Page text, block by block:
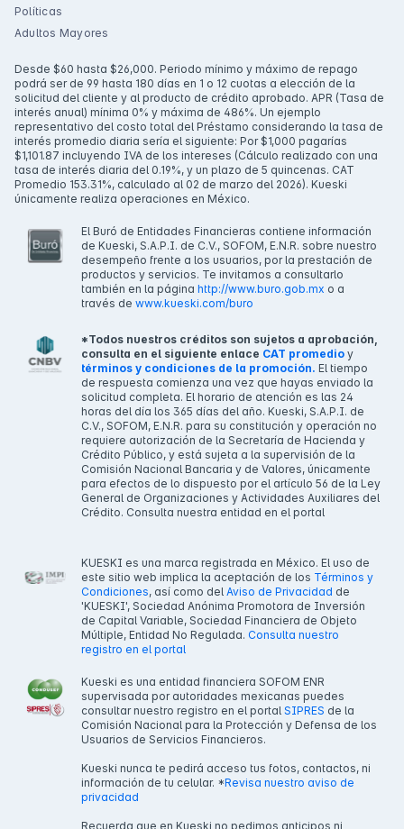
Políticas
Adultos Mayores
Desde $60 hasta $26,000. Periodo mínimo y máximo de repago
podrá ser de 99 hasta 180 días en 1 o 12 cuotas a elección de la
solicitud del cliente y al producto de crédito aprobado. APR (Tasa de
interés anual) mínima 0% y máxima de 486%. Un ejemplo
representativo del costo total del Préstamo considerando la tasa de
interés promedio diaria sería el siguiente: Por $1,000 pagarías
$1,101.87 incluyendo IVA de los intereses (Cálculo realizado con una
tasa de interés diaria del 0.19%, y un plazo de 5 quincenas. CAT
Promedio 153.31%, calculado al 02 de marzo del 2026). Kueski
únicamente realiza operaciones en México.
El Buró de Entidades Financieras contiene información
de Kueski, S.A.P.I. de C.V., SOFOM, E.N.R. sobre nuestro
desempeño frente a los usuarios, por la prestación de
productos y servicios. Te invitamos a consultarlo
también en la página http://www.buro.gob.mx o a
través de www.kueski.com/buro
*Todos nuestros créditos son sujetos a aprobación,
consulta en el siguiente enlace CAT promedio y
términos y condiciones de la promoción. El tiempo
de respuesta comienza una vez que hayas enviado la
solicitud completa. El horario de atención es las 24
horas del día los 365 días del año. Kueski, S.A.P.I. de
C.V., SOFOM, E.N.R. para su constitución y operación no
requiere autorización de la Secretaría de Hacienda y
Crédito Público, y está sujeta a la supervisión de la
Comisión Nacional Bancaria y de Valores, únicamente
para efectos de lo dispuesto por el artículo 56 de la Ley
General de Organizaciones y Actividades Auxiliares del
Crédito. Consulta nuestra entidad en el portal
KUESKI es una marca registrada en México. El uso de
este sitio web implica la aceptación de los Términos y
Condiciones, así como del Aviso de Privacidad de
'KUESKI', Sociedad Anónima Promotora de Inversión
de Capital Variable, Sociedad Financiera de Objeto
Múltiple, Entidad No Regulada. Consulta nuestro
registro en el portal
Kueski es una entidad financiera SOFOM ENR
supervisada por autoridades mexicanas puedes
consultar nuestro registro en el portal SIPRES de la
Comisión Nacional para la Protección y Defensa de los
Usuarios de Servicios Financieros.
Kueski nunca te pedirá acceso tus fotos, contactos, ni
información de tu celular. *Revisa nuestro aviso de
privacidad
Recuerda que en Kueski no pedimos anticipos ni